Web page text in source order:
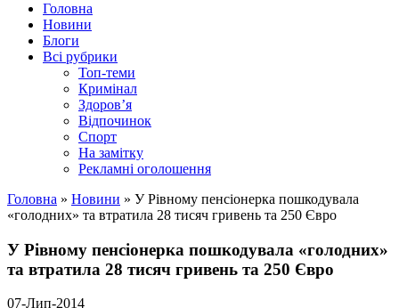
Головна
Новини
Блоги
Всі рубрики
Топ-теми
Кримінал
Здоров’я
Відпочинок
Спорт
На замітку
Рекламні оголошення
Головна » Новини » У Рівному пенсіонерка пошкодувала
«голодних» та втратила 28 тисяч гривень та 250 Євро
У Рівному пенсіонерка пошкодувала «голодних»
та втратила 28 тисяч гривень та 250 Євро
07-Лип-2014